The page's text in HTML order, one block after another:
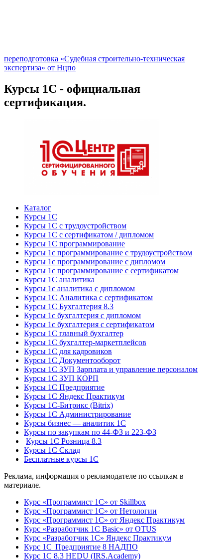
переподготовка «Судебная строительно-техническая
экспертиза» от Нцпо
Курсы 1С - официальная
сертификация.
Каталог
Курсы 1С
Курсы 1С с трудоустройством
Курсы 1С с сертификатом / дипломом
Курсы 1С программирование
Курсы 1с программирование с трудоустройством
Курсы 1с программирование с дипломом
Курсы 1с программирование с сертификатом
Курсы 1С аналитика
Курсы 1с аналитика с дипломом
Курсы 1С Аналитика с сертификатом
Курсы 1С Бухгалтерия 8.3
Курсы 1с бухгалтерия с дипломом
Курсы 1с бухгалтерия с сертификатом
Курсы 1С главный бухгалтер
Курсы 1С бухгалтер-маркетплейсов
Курсы 1С для кадровиков
Курсы 1С Документооборот
Курсы 1С ЗУП Зарплата и управление персоналом
Курсы 1С ЗУП КОРП
Курсы 1С Предприятие
Курсы 1С Яндекс Практикум
Курсы 1С-Битрикс (Bitrix)
Курсы 1С Администрирование
Курсы бизнес — аналитик 1С
Курсы по закупкам по 44‑ФЗ и 223‑ФЗ
Курсы 1С Розница 8.3
Курсы 1С Склад
Бесплатные курсы 1С
Реклама, информация о рекламодателе по ссылкам в
материале.
Курс «Программист 1С» от Skillbox
Курс «Программист 1С» от Нетологии
Курс «Программист 1С» от Яндекс Практикум
Курс «Разработчик 1С Basic» от OTUS
Курс «Разработчик 1С» Яндекс Практикум
Курс 1С Предприятие 8 НАДПО
Курс 1С 8.3 HEDU (IRS.Academy)